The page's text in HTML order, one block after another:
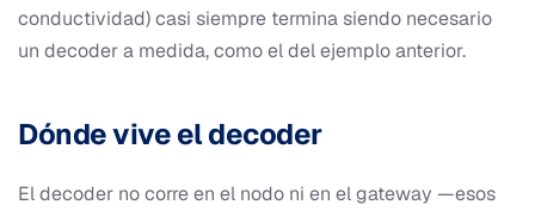
conductividad) casi siempre termina siendo necesario
un decoder a medida, como el del ejemplo anterior.
Dónde vive el decoder
El decoder no corre en el nodo ni en el gateway —esos